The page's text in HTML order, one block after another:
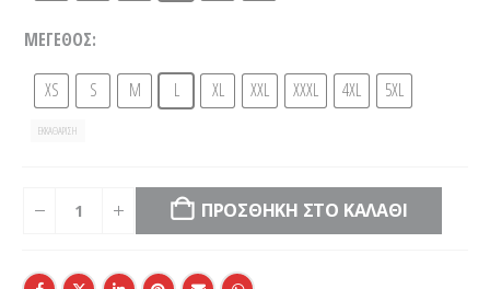
ΜΈΓΕΘΟΣ
XS S M L XL XXL XXXL 4XL 5XL
ΕΚΚΑΘΆΡΙΣΗ
ΠΡΟΣΘΉΚΗ ΣΤΟ ΚΑΛΆΘΙ